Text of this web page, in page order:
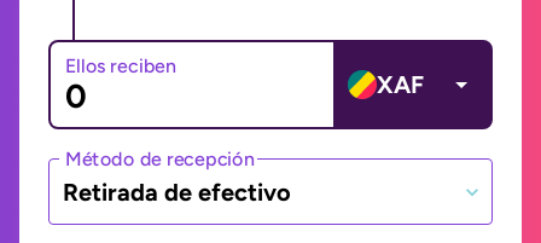
Ellos reciben
XAF
Método de recepción
Retirada de efectivo